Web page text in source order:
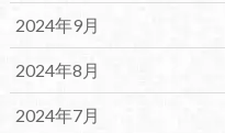
2024年9月
2024年8月
2024年7月